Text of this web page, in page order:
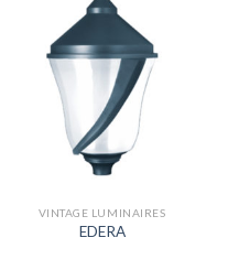
VINTAGE LUMINAIRES
EDERA